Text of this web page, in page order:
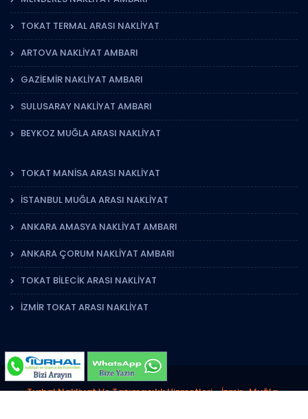
TOKAT TERMAL ARASI NAKLIYAT
ARTOVA NAKLIYAT AMBARI
GAZIEMIR NAKLIYAT AMBARI
SULUSARAY NAKLIYAT AMBARI
BEYKOZ MUĞLA ARASI NAKLIYAT
TOKAT MANISA ARASI NAKLIYAT
İSTANBUL MUĞLA ARASI NAKLIYAT
ANKARA AMASYA NAKLIYAT AMBARI
ANKARA ÇORUM NAKLIYAT AMBARI
TOKAT BILECIK ARASI NAKLIYAT
İZMIR TOKAT ARASI NAKLIYAT
Turhal Nakliyat Ve Taşımacılık Hizmetleri - İzmir , Muğla ,